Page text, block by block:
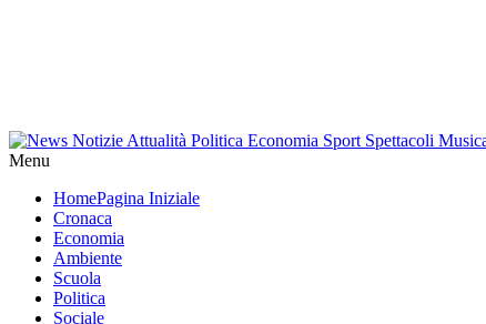
Menu
HomePagina Iniziale
Cronaca
Economia
Ambiente
Scuola
Politica
Sociale